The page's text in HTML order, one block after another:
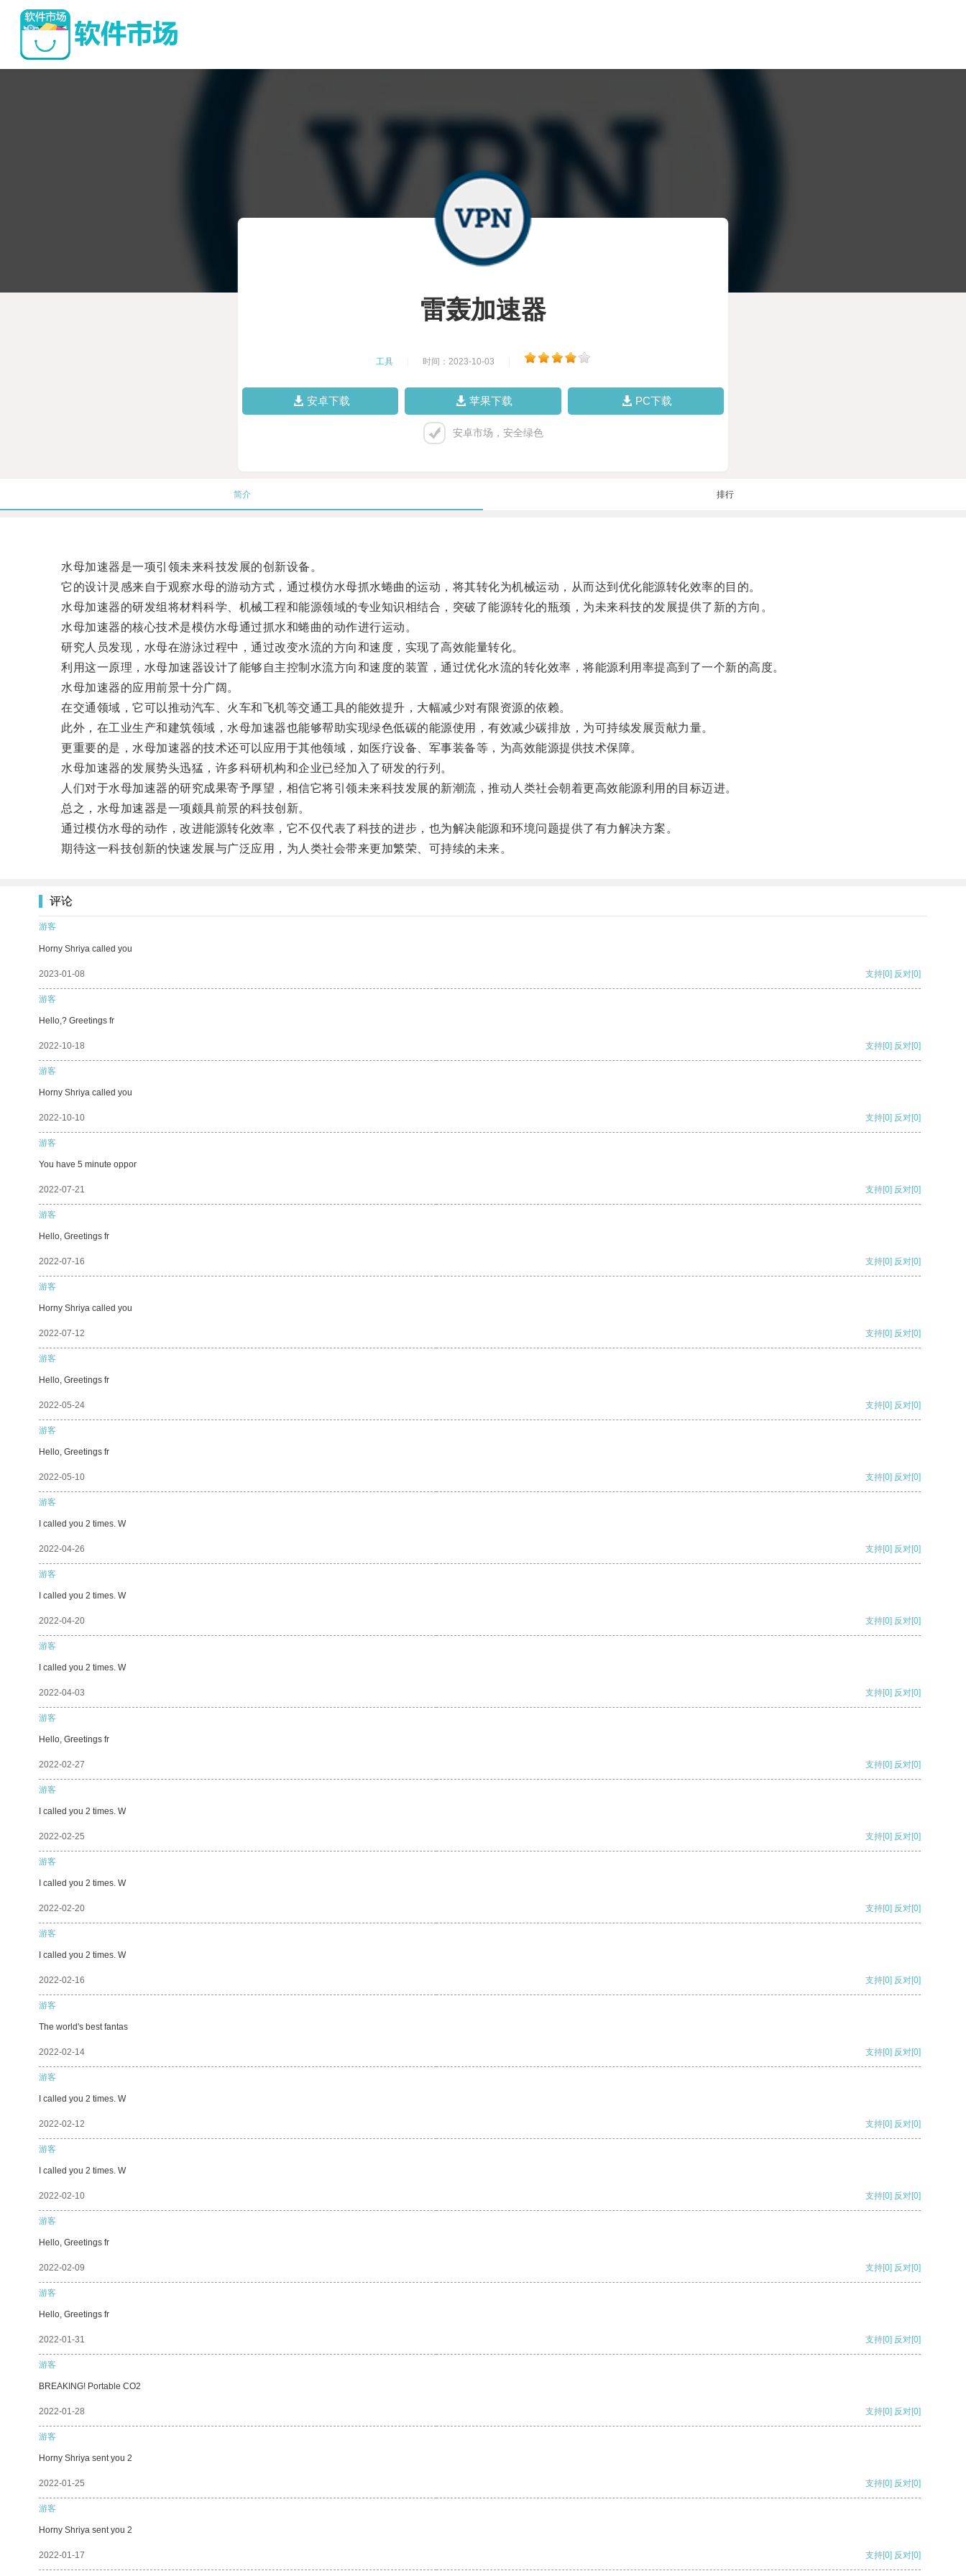
雷轰加速器
工具 时间：2023-10-03
安卓下载 苹果下载 PC下载
安卓市场，安全绿色
简介 排行
水母加速器是一项引领未来科技发展的创新设备。
它的设计灵感来自于观察水母的游动方式，通过模仿水母抓水蜷曲的运动，将其转化为机械运动，从而达到优化能源转化效率的目的。
水母加速器的研发组将材料科学、机械工程和能源领域的专业知识相结合，突破了能源转化的瓶颈，为未来科技的发展提供了新的方向。
水母加速器的核心技术是模仿水母通过抓水和蜷曲的动作进行运动。
研究人员发现，水母在游泳过程中，通过改变水流的方向和速度，实现了高效能量转化。
利用这一原理，水母加速器设计了能够自主控制水流方向和速度的装置，通过优化水流的转化效率，将能源利用率提高到了一个新的高度。
水母加速器的应用前景十分广阔。
在交通领域，它可以推动汽车、火车和飞机等交通工具的能效提升，大幅减少对有限资源的依赖。
此外，在工业生产和建筑领域，水母加速器也能够帮助实现绿色低碳的能源使用，有效减少碳排放，为可持续发展贡献力量。
更重要的是，水母加速器的技术还可以应用于其他领域，如医疗设备、军事装备等，为高效能源提供技术保障。
水母加速器的发展势头迅猛，许多科研机构和企业已经加入了研发的行列。
人们对于水母加速器的研究成果寄予厚望，相信它将引领未来科技发展的新潮流，推动人类社会朝着更高效能源利用的目标迈进。
总之，水母加速器是一项颇具前景的科技创新。
通过模仿水母的动作，改进能源转化效率，它不仅代表了科技的进步，也为解决能源和环境问题提供了有力解决方案。
期待这一科技创新的快速发展与广泛应用，为人类社会带来更加繁荣、可持续的未来。
评论
游客
Horny Shriya called you
2023-01-08 支持[0] 反对[0]
游客
Hello,? Greetings fr
2022-10-18 支持[0] 反对[0]
游客
Horny Shriya called you
2022-10-10 支持[0] 反对[0]
游客
You have 5 minute oppor
2022-07-21 支持[0] 反对[0]
游客
Hello, Greetings fr
2022-07-16 支持[0] 反对[0]
游客
Horny Shriya called you
2022-07-12 支持[0] 反对[0]
游客
Hello, Greetings fr
2022-05-24 支持[0] 反对[0]
游客
Hello, Greetings fr
2022-05-10 支持[0] 反对[0]
游客
I called you 2 times. W
2022-04-26 支持[0] 反对[0]
游客
I called you 2 times. W
2022-04-20 支持[0] 反对[0]
游客
I called you 2 times. W
2022-04-03 支持[0] 反对[0]
游客
Hello, Greetings fr
2022-02-27 支持[0] 反对[0]
游客
I called you 2 times. W
2022-02-25 支持[0] 反对[0]
游客
I called you 2 times. W
2022-02-20 支持[0] 反对[0]
游客
I called you 2 times. W
2022-02-16 支持[0] 反对[0]
游客
The world's best fantas
2022-02-14 支持[0] 反对[0]
游客
I called you 2 times. W
2022-02-12 支持[0] 反对[0]
游客
I called you 2 times. W
2022-02-10 支持[0] 反对[0]
游客
Hello, Greetings fr
2022-02-09 支持[0] 反对[0]
游客
Hello, Greetings fr
2022-01-31 支持[0] 反对[0]
游客
BREAKING! Portable CO2
2022-01-28 支持[0] 反对[0]
游客
Horny Shriya sent you 2
2022-01-25 支持[0] 反对[0]
游客
Horny Shriya sent you 2
2022-01-17 支持[0] 反对[0]